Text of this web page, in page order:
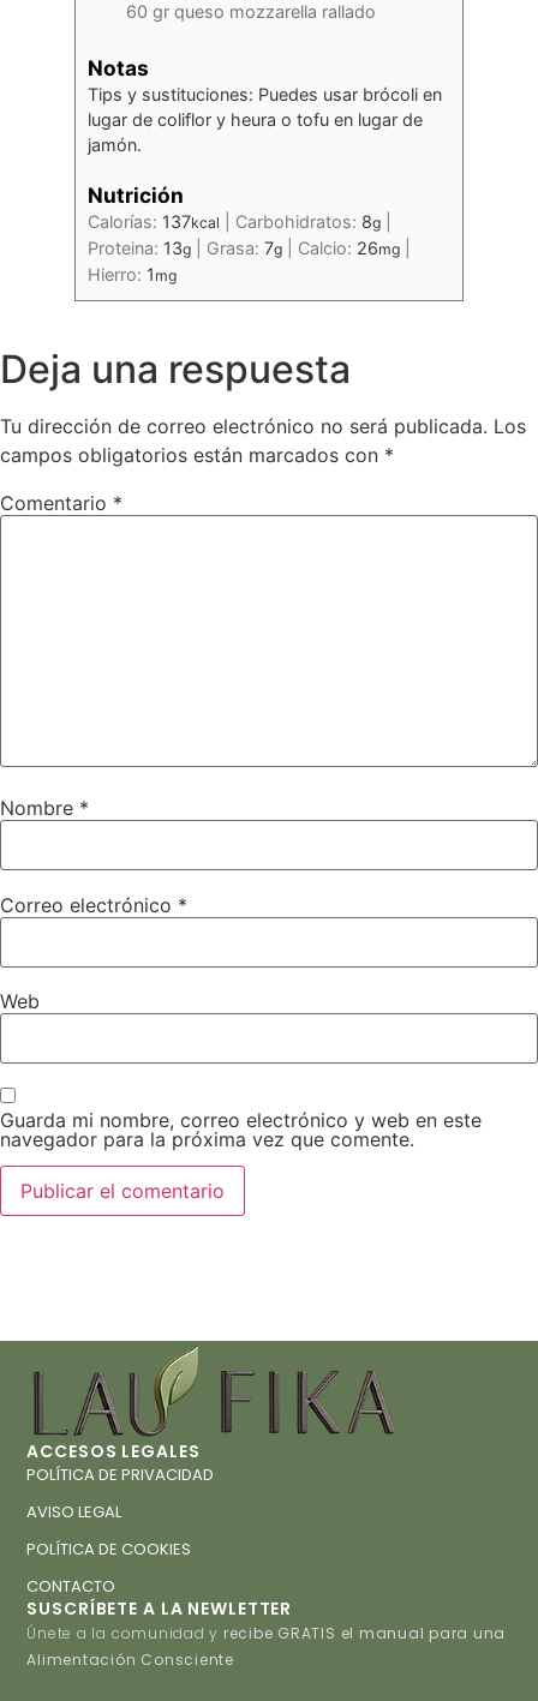
60 gr queso mozzarella rallado
Notas
Tips y sustituciones: Puedes usar brócoli en
lugar de coliflor y heura o tofu en lugar de
jamón.
Nutrición
Calorías: 137kcal Carbohidratos: 8g|
Proteina: 13g| Grasa: 7g| Calcio: 26mg|
Hierro: 1 mg
Deja una respuesta
Tu dirección de correo electrónico no será publicada. Los
campos obligatorios están marcados con *
Comentario *
Nombre *
Correo electrónico *
Web
Guarda mi nombre, correo electrónico y web en este
navegador para la próxima vez que comente.
ACCESOS LEGALES
POLÍTICA DE PRIVACIDAD
AVISO LEGAL
POLÍTICA DE COOKIES
CONTACTO
SUSCRÍBETE A LA NEWLETTER
Únete a la comunidad y recibe GRATIS el manual para una
Alimentación Consciente